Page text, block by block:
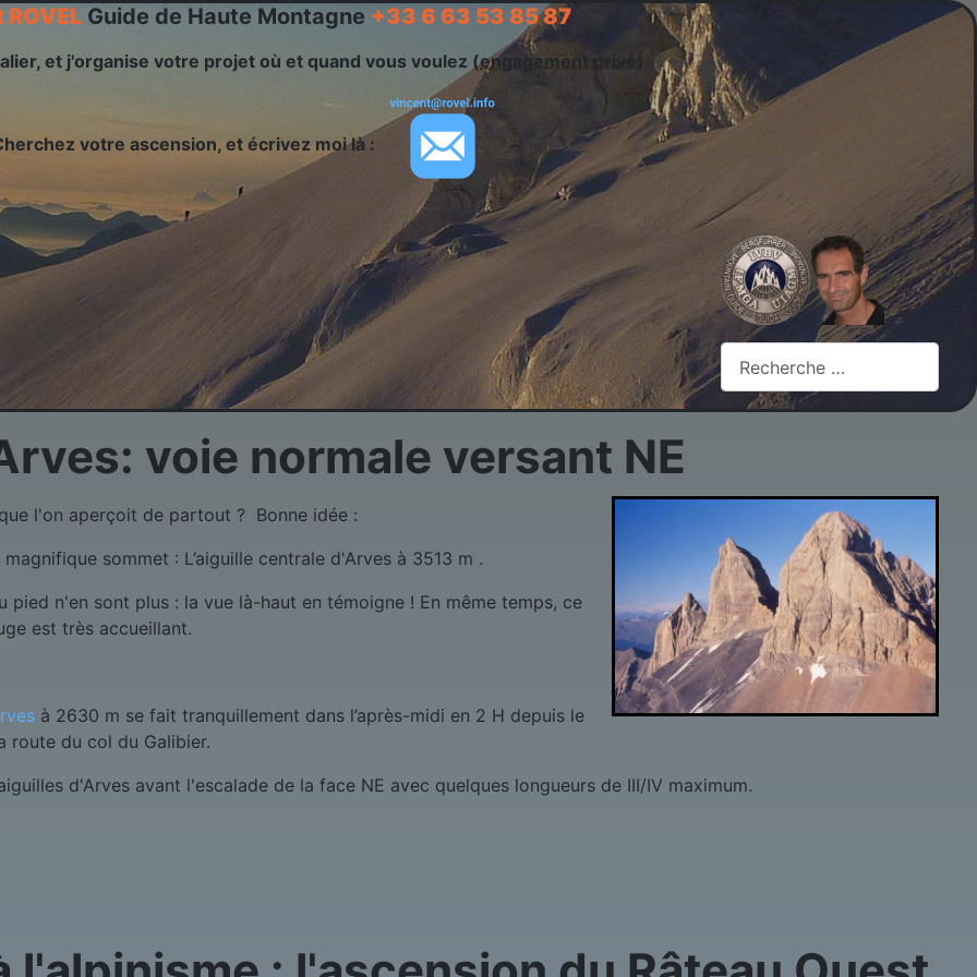
Guide de Haute Montagne +33 6 63 53 85 87
et j'organise votre projet où et quand vous voulez (engagement privé )
votre ascension, et écrivez moi là :
voie normale versant NE
l'on aperçoit de partout ? Bonne idée :
sommet : L’aiguille centrale d'Arves à 3513 m .
n'en sont plus : la vue là-haut en témoigne ! En même temps, ce
est très accueillant.
à 2630 m se fait tranquillement dans l’après-midi en 2 H depuis le
route du col du Galibier.
d'Arves avant l'escalade de la face NE avec quelques longueurs de III/IV maximum.